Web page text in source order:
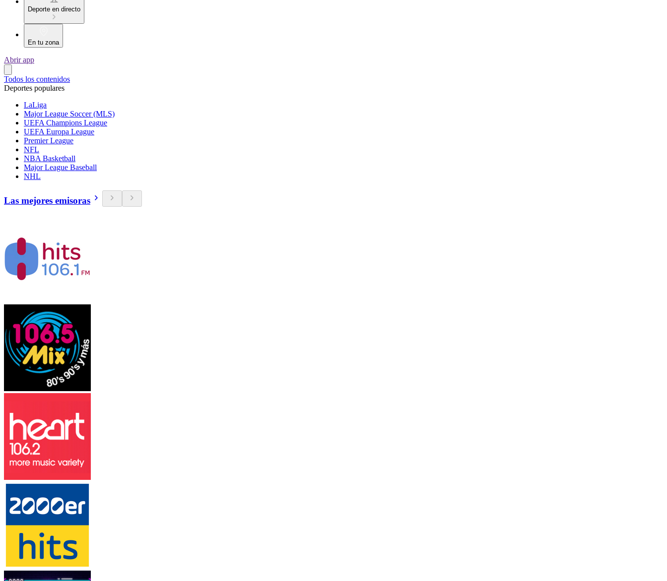
Deporte en directo
En tu zona
Abrir app
Todos los contenidos
Deportes populares
LaLiga
Major League Soccer (MLS)
UEFA Champions League
UEFA Europa League
Premier League
NFL
NBA Basketball
Major League Baseball
NHL
Las mejores emisoras